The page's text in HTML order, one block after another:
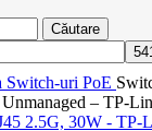
Căutare
Switch-uri PoE
– TP-